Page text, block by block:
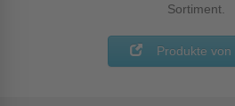
Sortiment.
Produkte von